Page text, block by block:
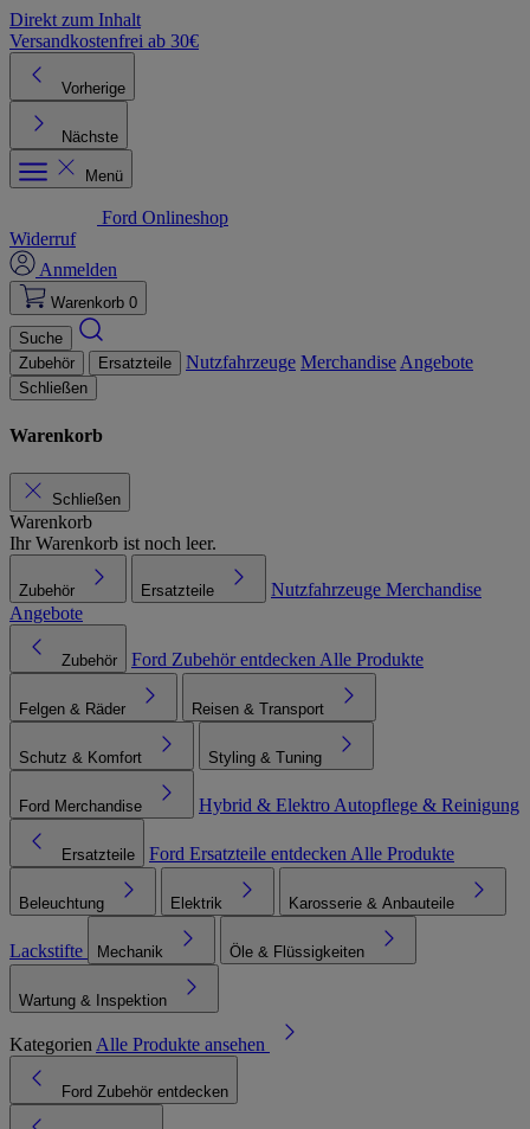
Direkt zum Inhalt
Versandkostenfrei ab 30€
Vorherige
Nächste
Menü
Ford Onlineshop
Widerruf
Anmelden
Warenkorb 0
Suche
Zubehör
Ersatzteile Nutzfahrzeuge Merchandise Angebote
Schließen
Warenkorb
Schließen
Warenkorb
Ihr Warenkorb ist noch leer.
Zubehör Ersatzteile Nutzfahrzeuge Merchandise
Angebote
Zubehör Ford Zubehör entdecken Alle Produkte
Felgen & Räder Reisen & Transport
Schutz & Komfort Styling & Tuning
Ford Merchandise Hybrid & Elektro Autopflege & Reinigung
Ersatzteile Ford Ersatzteile entdecken Alle Produkte
Beleuchtung Elektrik Karosserie & Anbauteile
Lackstifte Mechanik Öle & Flüssigkeiten
Wartung & Inspektion
Kategorien Alle Produkte ansehen
Ford Zubehör entdecken